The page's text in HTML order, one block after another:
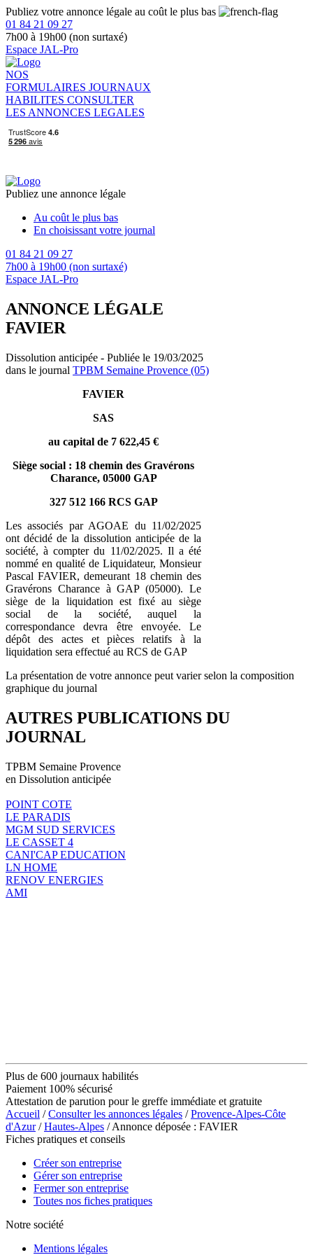
Publiez votre annonce légale au coût le plus bas
01 84 21 09 27
7h00 à 19h00 (non surtaxé)
Espace JAL-Pro
NOS
FORMULAIRES JOURNAUX
HABILITES CONSULTER
LES ANNONCES LEGALES
Publiez une annonce légale
Au coût le plus bas
En choisissant votre journal
01 84 21 09 27
7h00 à 19h00 (non surtaxé)
Espace JAL-Pro
ANNONCE LÉGALE
FAVIER
Dissolution anticipée - Publiée le 19/03/2025
dans le journal TPBM Semaine Provence (05)
FAVIER
SAS
au capital de 7 622,45 €
Siège social : 18 chemin des Gravérons
Charance, 05000 GAP
327 512 166 RCS GAP
Les associés par AGOAE du 11/02/2025
ont décidé de la dissolution anticipée de la
société, à compter du 11/02/2025. Il a été
nommé en qualité de Liquidateur, Monsieur
Pascal FAVIER, demeurant 18 chemin des
Gravérons Charance à GAP (05000). Le
siège de la liquidation est fixé au siège
social de la société, auquel la
correspondance devra être envoyée. Le
dépôt des actes et pièces relatifs à la
liquidation sera effectué au RCS de GAP
La présentation de votre annonce peut varier selon la composition
graphique du journal
AUTRES PUBLICATIONS DU
JOURNAL
TPBM Semaine Provence
en Dissolution anticipée
POINT COTE
LE PARADIS
MGM SUD SERVICES
LE CASSET 4
CANI'CAP EDUCATION
LN HOME
RENOV ENERGIES
AMI
Plus de 600 journaux habilités
Paiement 100% sécurisé
Attestation de parution pour le greffe immédiate et gratuite
Accueil /Consulter les annonces légales /Provence-Alpes-Côte
d'Azur/Hautes-Alpes / Annonce déposée : FAVIER
Fiches pratiques et conseils
Créer son entreprise
Gérer son entreprise
Fermer son entreprise
Toutes nos fiches pratiques
Notre société
Mentions légales